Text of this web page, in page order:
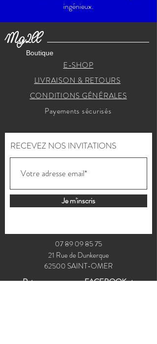
ingénieux.
Mg2ll
Boutique
E-SHOP
LIVRAISON & RETOURS
CONDITIONS GÉNÉRALES
Payements sécurisés
RECEVEZ NOS INVITATIONS
Je m'inscris
07 89 09 85 75
21 Rue de Dunkerque
62500 SAINT-OMER
Retrouvez-nous surFACEBOOKet